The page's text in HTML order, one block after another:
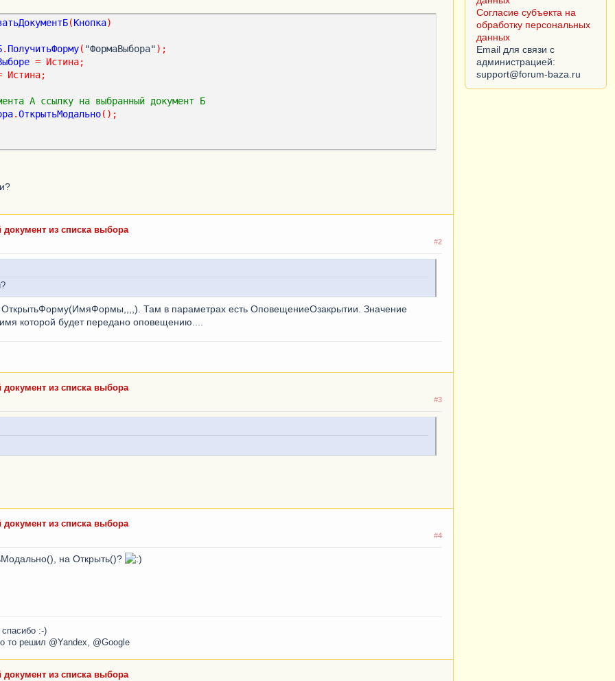
(Кнопка)
. ПолучитьФорму( "ФормаВыбора");
= Истина;
Истина;
А ссылку на выбранный документ Б
.ОткрытьМодально();
из списка выбора
#2
Там в параметрах есть ОповещениеОзакрытии. Значение
которой будет передано оповещению....
из списка выбора
#3
из списка выбора
#4
на Открыть()?
:-)
то решил @Yandex, @Google
из списка выбора
Согласие субъекта на
обработку персональных
данных
Email для связи с
администрацией: